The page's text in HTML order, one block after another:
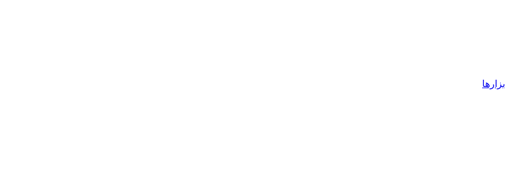
ابزارها